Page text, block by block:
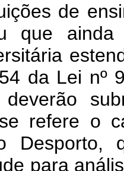
de
que
da Lei nº
deverão
refere o
Desporto,
para